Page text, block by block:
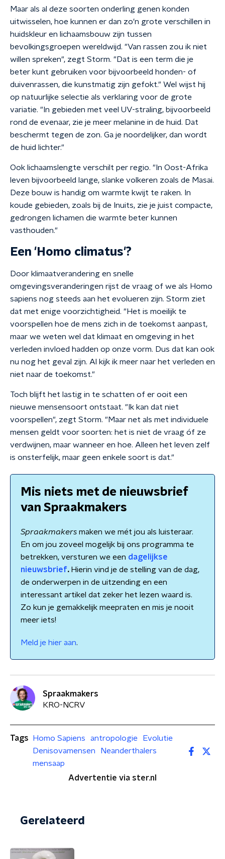
Maar als al deze soorten onderling genen konden
uitwisselen, hoe kunnen er dan zo'n grote verschillen in
huidskleur en lichaamsbouw zijn tussen
bevolkingsgroepen wereldwijd. "Van rassen zou ik niet
willen spreken", zegt Storm. "Dat is een term die je
beter kunt gebruiken voor bijvoorbeeld honden- of
duivenrassen, die kunstmatig zijn gefokt." Wel wijst hij
op natuurlijke selectie als verklaring voor de grote
variatie. "In gebieden met veel UV-straling, bijvoorbeeld
rond de evenaar, zie je meer melanine in de huid. Dat
beschermt tegen de zon. Ga je noordelijker, dan wordt
de huid lichter."
Ook lichaamslengte verschilt per regio. "In Oost-Afrika
leven bijvoorbeeld lange, slanke volkeren zoals de Masai.
Deze bouw is handig om warmte kwijt te raken. In
koude gebieden, zoals bij de Inuits, zie je juist compacte,
gedrongen lichamen die warmte beter kunnen
vasthouden."
Een 'Homo climatus'?
Door klimaatverandering en snelle
omgevingsveranderingen rijst de vraag of we als Homo
sapiens nog steeds aan het evolueren zijn. Storm ziet
dat met enige voorzichtigheid. "Het is moeilijk te
voorspellen hoe de mens zich in de toekomst aanpast,
maar we weten wel dat klimaat en omgeving in het
verleden invloed hadden op onze vorm. Dus dat kan ook
nu nog het geval zijn. Al kijk ik meer naar het verleden en
niet naar de toekomst."
Toch blijft het lastig in te schatten of er ooit een
nieuwe mensensoort ontstaat. "Ik kan dat niet
voorspellen", zegt Storm. "Maar net als met individuele
mensen geldt voor soorten: het is niet de vraag óf ze
verdwijnen, maar wanneer en hoe. Alleen het leven zelf
is onsterfelijk, maar geen enkele soort is dat."
Mis niets met de nieuwsbrief
van Spraakmakers
Spraakmakers maken we mét jou als luisteraar.
En om jou zoveel mogelijk bij ons programma te
betrekken, versturen we een dagelijkse
nieuwsbrief.Hierin vind je de stelling van de dag,
de onderwerpen in de uitzending en een
interessant artikel dat zeker het lezen waard is.
Zo kun je gemakkelijk meepraten en mis je nooit
meer iets!
Meld je hier aan.
Spraakmakers
KRO-NCRV
Tags Homo Sapiens antropologie
Evolutie
Denisovamensen
Neanderthalers
mensaap
Advertentie via ster.nl
Gerelateerd